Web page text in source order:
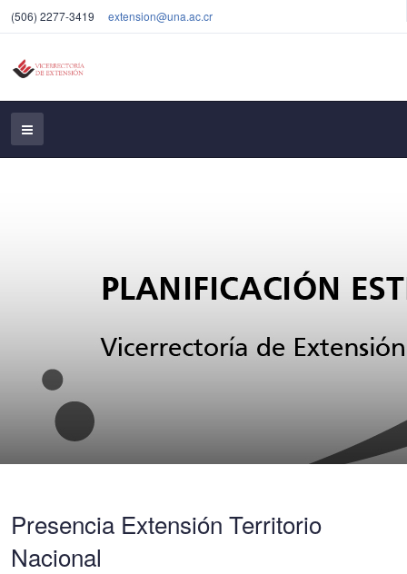
(506) 2277-3419 extension@una.ac.cr
Presencia Extensión Territorio
Nacional